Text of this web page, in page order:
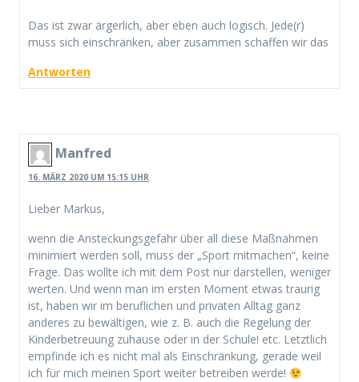
Das ist zwar ärgerlich, aber eben auch logisch. Jede(r)
muss sich einschränken, aber zusammen schaffen wir das
Antworten
Manfred
16. MÄRZ 2020 UM 15:15 UHR
Lieber Markus,
wenn die Ansteckungsgefahr über all diese Maßnahmen
minimiert werden soll, muss der „Sport mitmachen“, keine
Frage. Das wollte ich mit dem Post nur darstellen, weniger
werten. Und wenn man im ersten Moment etwas traurig
ist, haben wir im beruflichen und privaten Alltag ganz
anderes zu bewältigen, wie z. B. auch die Regelung der
Kinderbetreuung zuhause oder in der Schule! etc. Letztlich
empfinde ich es nicht mal als Einschränkung, gerade weil
ich für mich meinen Sport weiter betreiben werde!